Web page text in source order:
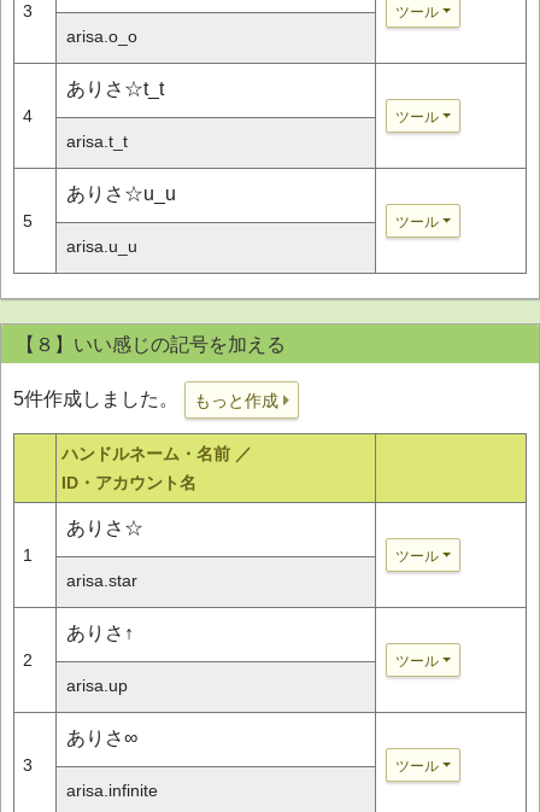
3 ツール
arisa.o_o
4
ありさ☆t_t
ツール
arisa.t_t
5
ありさ☆u_u
ツール
arisa.u_u
【８】いい感じの記号を加える
5件作成しました。 もっと作成
ハンドルネーム・名前 ／
ID・アカウント名
1
ありさ☆
ツール
arisa.star
2
ありさ↑
ツール
arisa.up
3
ありさ∞
ツール
arisa.infinite